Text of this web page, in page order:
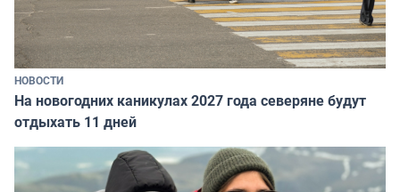
НОВОСТИ
На новогодних каникулах 2027 года северяне будут
отдыхать 11 дней